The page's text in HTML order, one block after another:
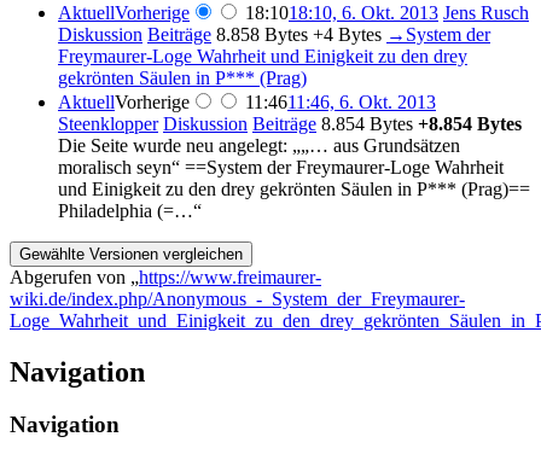
AktuellVorherige 18:1018:10, 6. Okt. 2013 Jens Rusch
Diskussion Beiträge 8.858 Bytes +4 Bytes →‎System der
Freymaurer-Loge Wahrheit und Einigkeit zu den drey
gekrönten Säulen in P*** (Prag)
AktuellVorherige 11:4611:46, 6. Okt. 2013
Steenklopper Diskussion Beiträge 8.854 Bytes +8.854 Bytes
Die Seite wurde neu angelegt: „„… aus Grundsätzen
moralisch seyn“ ==System der Freymaurer-Loge Wahrheit
und Einigkeit zu den drey gekrönten Säulen in P*** (Prag)==
Philadelphia (=…“
Abgerufen von „https://www.freimaurer-
wiki.de/index.php/Anonymous_-_System_der_Freymaurer-
Navigation
Navigation